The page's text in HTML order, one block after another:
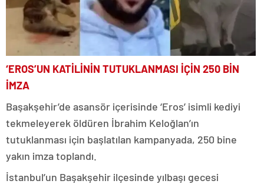
‘EROS’UN KATİLİNİN TUTUKLANMASI İÇİN 250 BİN
İMZA
Başakşehir’de asansör içerisinde ‘Eros’ isimli kediyi
tekmeleyerek öldüren İbrahim Keloğlan’ın
tutuklanması için başlatılan kampanyada, 250 bine
yakın imza toplandı.
İstanbul’un Başakşehir ilçesinde yılbaşı gecesi